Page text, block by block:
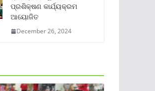
ପ୍ରଶିକ୍ଷଣ କାର୍ଯ୍ୟକ୍ରମ
ଆୟୋଜିତ
December 26, 2024